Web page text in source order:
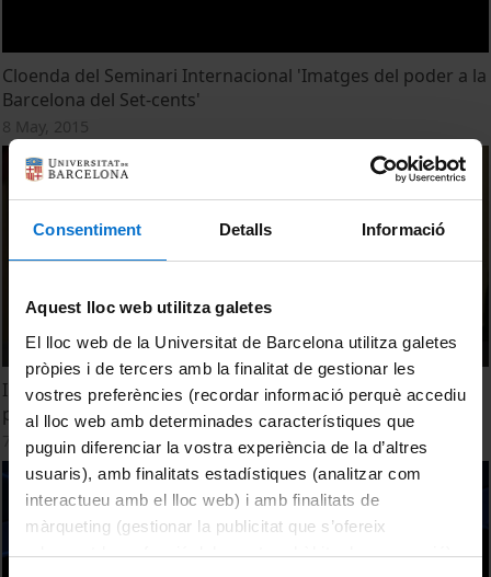
Consentiment Detalls Informació
Aquest lloc web utilitza galetes
El lloc web de la Universitat de Barcelona utilitza galetes
pròpies i de tercers amb la finalitat de gestionar les
vostres preferències (recordar informació perquè accediu
al lloc web amb determinades característiques que
puguin diferenciar la vostra experiència de la d’altres
usuaris), amb finalitats estadístiques (analitzar com
interactueu amb el lloc web) i amb finalitats de
màrqueting (gestionar la publicitat que s’ofereix
adequant-la en funció dels vostres hàbits de navegació).
Cloenda del Seminari Internacional 'Imatges del poder a la
Barcelona del Set-cents'
8 May, 2015
Inauguració oficial del Simposi Internacional 'Imatges del
poder a la Barcelona del Set-cents'
7 May, 2015